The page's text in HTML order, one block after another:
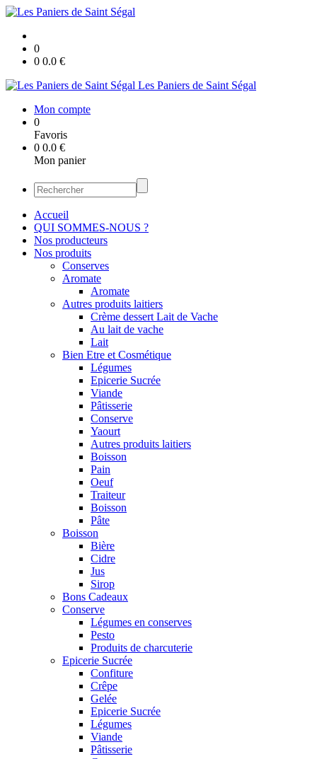
0
0 0.0 €
Les Paniers de Saint Ségal
Mon compte
0
Favoris
0 0.0 €
Mon panier
Accueil
QUI SOMMES-NOUS ?
Nos producteurs
Nos produits
Conserves
Aromate
Aromate
Autres produits laitiers
Crème dessert Lait de Vache
Au lait de vache
Lait
Bien Etre et Cosmétique
Légumes
Epicerie Sucrée
Viande
Pâtisserie
Conserve
Yaourt
Autres produits laitiers
Boisson
Pain
Oeuf
Traiteur
Boisson
Pâte
Boisson
Bière
Cidre
Jus
Sirop
Bons Cadeaux
Conserve
Légumes en conserves
Pesto
Produits de charcuterie
Epicerie Sucrée
Confiture
Crêpe
Gelée
Epicerie Sucrée
Légumes
Viande
Pâtisserie